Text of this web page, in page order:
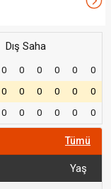
Dış Saha
0 0 0 0 0
0
0 0 0 0 0
0
0 0 0 0 0 0
Tümü
Yaş